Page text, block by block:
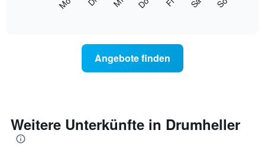
durchschnittlichen
jeweiligen
Wochentag.
Das
Angebote finden
Weitere Unterkünfte in Drumheller